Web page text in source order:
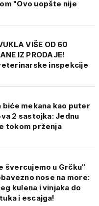
"Ovo uopšte nije
VIŠE OD 60
IZ PRODAJE!
inspekcije
biće mekana kao puter
2 sastojka: Jednu
tokom prženja
švercujemo u Grčku"
nose na more:
kulena i vinjaka do
i escajga!